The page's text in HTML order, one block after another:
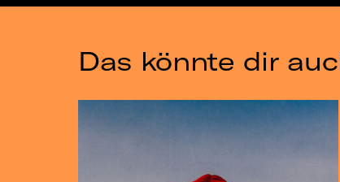
Das könnte dir